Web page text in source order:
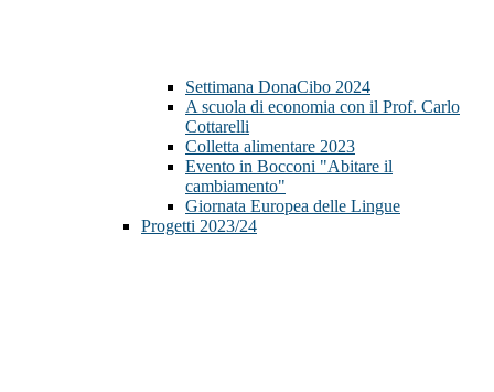
Settimana DonaCibo 2024
A scuola di economia con il Prof. Carlo
Cottarelli
Colletta alimentare 2023
Evento in Bocconi "Abitare il
cambiamento"
Giornata Europea delle Lingue
Progetti 2023/24